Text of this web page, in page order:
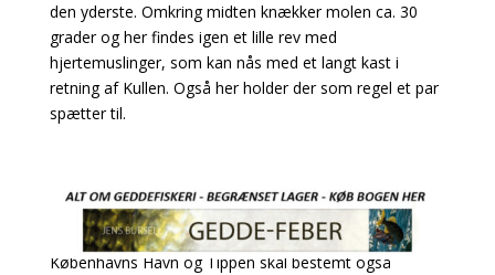
den yderste. Omkringmidten knækker molen ca. 30
grader og her findes igen et lille rev med
hjertemuslinger, som kan nås med et langt kast i
retning af Kullen. Også her holder der som regel et par
spætter til.
Fladfisk ved København
Københavns Havn og Tippen skal bestemt også